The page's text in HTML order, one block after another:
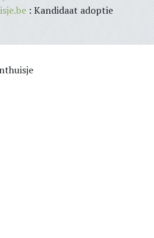
: Kandidaat adoptie